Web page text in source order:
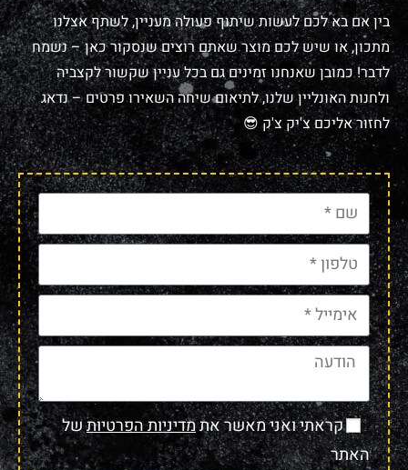
בין אם בא לכם לעשות שיתוף פעולה מעניין, לשתף אצלנו
מתכון, או שיש לכם מוצר שאתם רוצים שנסקור כאן – נשמח
לדבר! כמובן שאנחנו זמינים גם בכל עניין שקשור לקצביה
ולחנות האונליין שלנו, לתיאום שיחה השאירו פרטים – נדאג
לחזור אליכם צ'יק צ'ק 😎
קראתי ואני מאשר אתמדיניות הפרטיותשל
האתר